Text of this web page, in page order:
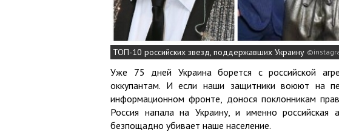
ТОП-10 российских звезд, поддержавших Украину
Уже 75 дней Украина борется с российской
оккупантам. И если наши защитники воюют на
информационном фронте, донося поклонникам
Россия напала на Украину, и именно российская
безпощадно убивает наше население.